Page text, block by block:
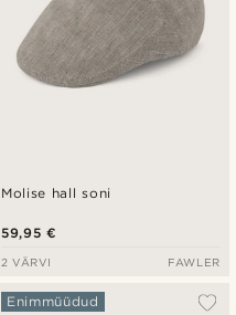
Molise hall soni
59,95 €
2 VÄRVI FAWLER
Enimmüüdud